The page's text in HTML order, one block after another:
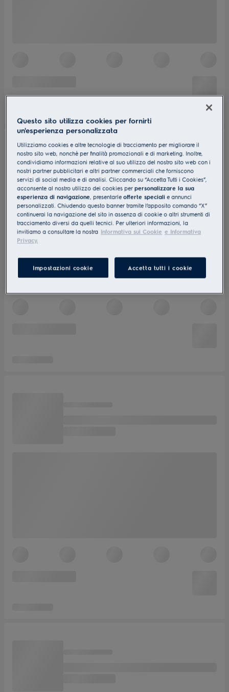
Questo sito utilizza cookies per fornirti
un'esperienza personalizzata
Utilizziamo cookies e altre tecnologie di tracciamento per migliorare il
nostro sito web, nonchè per finalità promozionali e di marketing. Inoltre,
condividiamo informazioni relative al suo utilizzo del nostro sito web con i
nostri partner pubblicitari e altri partner commerciali che forniscono
servizi di social media e di analisi. Cliccando su “Accetta Tutti i Cookies”,
acconsente al nostro utilizzo dei cookies perpersonalizzare la sua
esperienza di navigazione, presentarleofferte speciali e annunci
personalizzati. Chiudendo questo banner tramite l’apposito comando “X”
continuerai la navigazione del sito in assenza di cookie o altri strumenti di
tracciamento diversi da quelli tecnici. Per ulteriori informazioni, la
invitiamo a consultare la nostra Informativa sui Cookie e Informativa
Privacy.
Impostazioni cookie Accetta tutti i cookie